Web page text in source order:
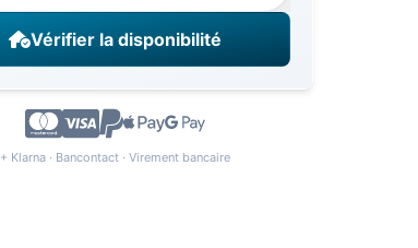
Vérifier la disponibilité
+ Klarna · Bancontact · Virement bancaire